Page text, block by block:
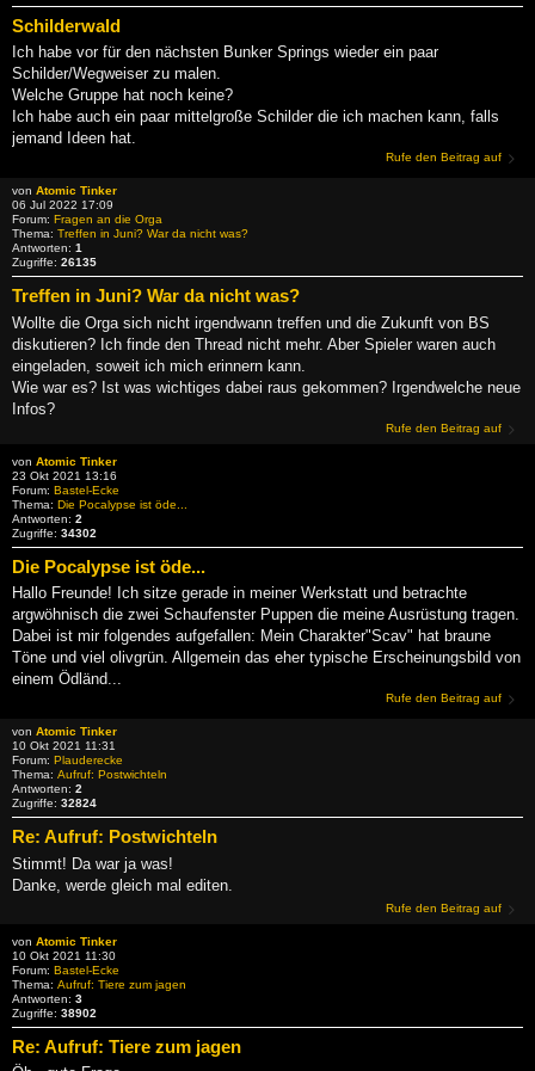
Schilderwald
Ich habe vor für den nächsten Bunker Springs wieder ein paar
Schilder/Wegweiser zu malen.
Welche Gruppe hat noch keine?
Ich habe auch ein paar mittelgroße Schilder die ich machen kann, falls
jemand Ideen hat.
Rufe den Beitrag auf
von Atomic Tinker
06 Jul 2022 17:09
Forum: Fragen an die Orga
Thema: Treffen in Juni? War da nicht was?
Antworten: 1
Zugriffe: 26135
Treffen in Juni? War da nicht was?
Wollte die Orga sich nicht irgendwann treffen und die Zukunft von BS
diskutieren? Ich finde den Thread nicht mehr. Aber Spieler waren auch
eingeladen, soweit ich mich erinnern kann.
Wie war es? Ist was wichtiges dabei raus gekommen? Irgendwelche neue
Infos?
Rufe den Beitrag auf
von Atomic Tinker
23 Okt 2021 13:16
Forum: Bastel-Ecke
Thema: Die Pocalypse ist öde...
Antworten: 2
Zugriffe: 34302
Die Pocalypse ist öde...
Hallo Freunde! Ich sitze gerade in meiner Werkstatt und betrachte
argwöhnisch die zwei Schaufenster Puppen die meine Ausrüstung tragen.
Dabei ist mir folgendes aufgefallen: Mein Charakter"Scav" hat braune
Töne und viel olivgrün. Allgemein das eher typische Erscheinungsbild von
einem Ödländ...
Rufe den Beitrag auf
von Atomic Tinker
10 Okt 2021 11:31
Forum: Plauderecke
Thema: Aufruf: Postwichteln
Antworten: 2
Zugriffe: 32824
Re: Aufruf: Postwichteln
Stimmt! Da war ja was!
Danke, werde gleich mal editen.
Rufe den Beitrag auf
von Atomic Tinker
10 Okt 2021 11:30
Forum: Bastel-Ecke
Thema: Aufruf: Tiere zum jagen
Antworten: 3
Zugriffe: 38902
Re: Aufruf: Tiere zum jagen